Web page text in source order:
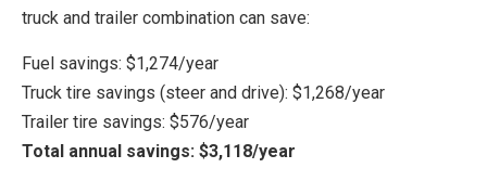
truck and trailer combination can save:
Fuel savings: $1,274/year
Truck tire savings (steer and drive): $1,268/year
Trailer tire savings: $576/year
Total annual savings: $3,118/year